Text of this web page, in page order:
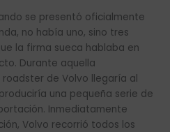
se presentó oficialmente
no había uno, sino tres
la firma sueca hablaba en
Durante aquella
de Volvo llegaría al
una pequeña serie de
Inmediatamente
Volvo recorrió todos los